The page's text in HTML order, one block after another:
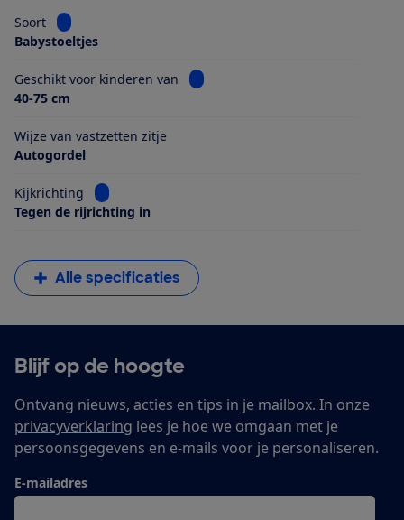
Soort
Bekijk informatie voor Soort
Babystoeltjes
Geschikt voor kinderen van
Bekijk informatie voor Geschikt
40-75 cm
Wijze van vastzetten zitje
Autogordel
Kijkrichting
Bekijk informatie voor Kijkrichting
Tegen de rijrichting in
Alle specificaties
Blijf op de hoogte
Ontvang nieuws, acties en tips in je mailbox. In onze
privacyverklaring lees je hoe we omgaan met je
persoonsgegevens en e-mails voor je personaliseren.
E-mailadres